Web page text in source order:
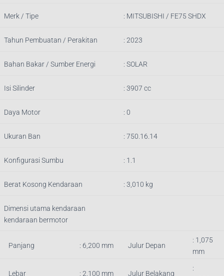
Merk / Tipe : MITSUBISHI / FE75 SHDX
Tahun Pembuatan / Perakitan : 2023
Bahan Bakar / Sumber Energi : SOLAR
Isi Silinder : 3907 cc
Daya Motor : 0
Ukuran Ban : 750.16.14
Konfigurasi Sumbu : 1.1
Berat Kosong Kendaraan : 3,010 kg
Dimensi utama kendaraan
kendaraan bermotor
Panjang : 6,200 mm Julur Depan
: 1,075
mm
Lebar : 2,100 mm Julur Belakang
: